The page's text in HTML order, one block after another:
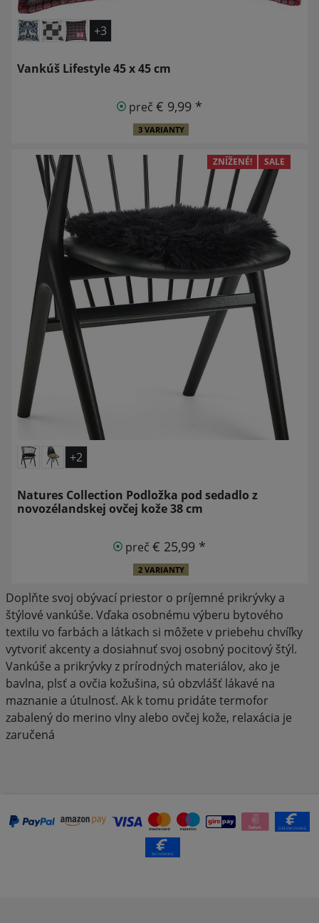
+3
Vankúš Lifestyle 45 x 45 cm
preč€ 9,99 *
3 VARIANTY
ZNÍŽENÉ! SALE
+2
Natures Collection Podložka pod sedadlo z
novozélandskej ovčej kože 38 cm
preč€ 25,99 *
2 VARIANTY
Doplňte svoj obývací priestor o príjemné prikrývky a
štýlové vankúše. Vďaka osobnému výberu bytového
textilu vo farbách a látkach si môžete v priebehu chvíľky
vytvoriť akcenty a dosiahnuť svoj osobný pocitový štýl.
Vankúše a prikrývky z prírodných materiálov, ako je
bavlna, plsť a ovčia kožušina, sú obzvlášť lákavé na
maznanie a útulnosť. Ak k tomu pridáte termofor
zabalený do merino vlny alebo ovčej kože, relaxácia je
zaručená